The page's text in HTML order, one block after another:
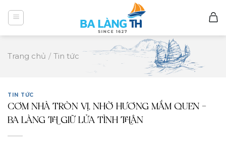
content
Trang chủ / Tin tức
TIN TỨC
CƠM NHÀ TRÒN VỊ, NHỜ HƯƠNG MẮM QUEN –
BA LÀNG TH GIỮ LỬA TÌNH THÂN